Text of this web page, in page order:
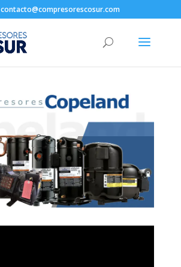
contacto@compresorescosur.com